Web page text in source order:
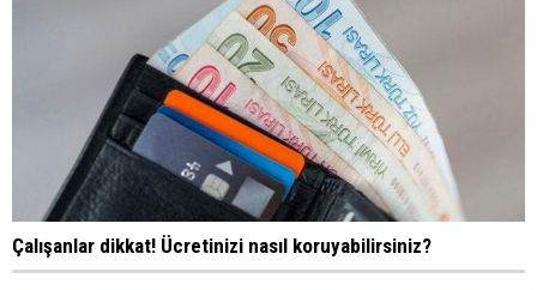
Çalışanlar dikkat! Ücretinizi nasıl koruyabilirsiniz?